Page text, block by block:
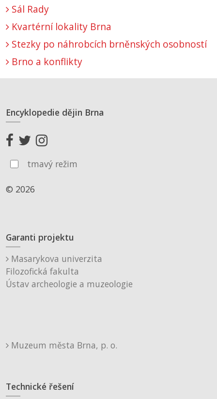
Sál Rady
Kvartérní lokality Brna
Stezky po náhrobcích brněnských osobností
Brno a konflikty
Encyklopedie dějin Brna
tmavý režim
© 2026
Garanti projektu
Masarykova univerzita
Filozofická fakulta
Ústav archeologie a muzeologie
Muzeum města Brna, p. o.
Technické řešení